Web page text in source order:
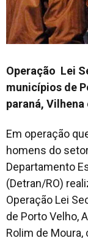
Operação Lei
municípios de
paraná,
Em operação
homens do
Departamento
(Detran/RO)
Operação Lei
de Porto Velho,
Rolim de